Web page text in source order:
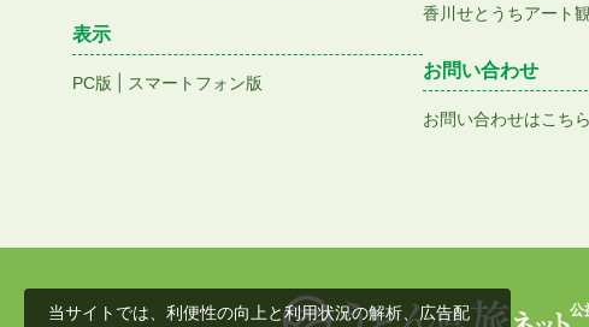
表示
PC版 スマートフォン版
香川せとうちアート
お問い合わせ
お問い合わせはこちら
公
当サイトでは、利便性の向上と利用状況の解析、広告配